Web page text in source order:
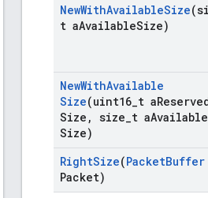
NewWithAvailableSize
t aAvailableSize)
NewWithAvailable
Size(uint16 t a
Size , size t aAvailable
Size)
RightSize(PacketBuffer
Packet)